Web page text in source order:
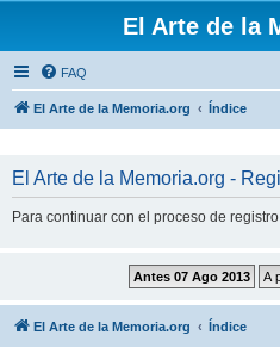
El Arte de la
FAQ
El Arte de la Memoria.org Índice
El Arte de la Memoria.org -
Para continuar con el proceso de
El Arte de la Memoria.org Índice